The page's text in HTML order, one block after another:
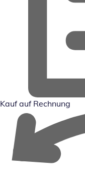
Kauf auf Rechnung